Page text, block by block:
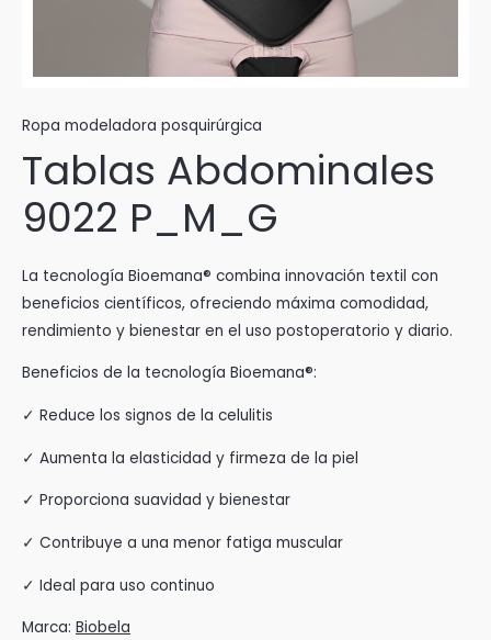
Ropa modeladora posquirúrgica
Tablas Abdominales
9022 P_M_G
La tecnología Bioemana® combina innovación textil con
beneficios científicos, ofreciendo máxima comodidad,
rendimiento y bienestar en el uso postoperatorio y diario.
Beneficios de la tecnología Bioemana®:
✓ Reduce los signos de la celulitis
✓ Aumenta la elasticidad y firmeza de la piel
✓ Proporciona suavidad y bienestar
✓ Contribuye a una menor fatiga muscular
✓ Ideal para uso continuo
Marca: Biobela